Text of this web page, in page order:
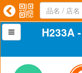
 

H233A